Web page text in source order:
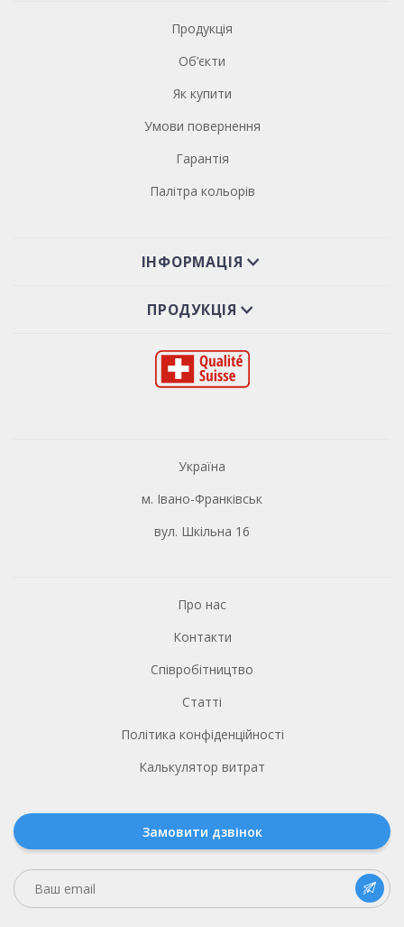
Україна
м. Івано-Франківськ
вул. Шкільна 16
Про нас
Контакти
Співробітництво
Статті
Політика конфіденційності
Калькулятор витрат
Продукція
Об’єкти
Як купити
Умови повернення
Гарантія
Палітра кольорів
ІНФОРМАЦІЯ
ПРОДУКЦІЯ
Замовити дзвінок